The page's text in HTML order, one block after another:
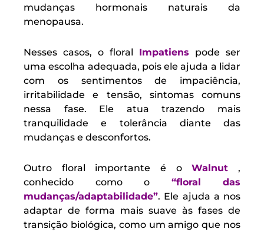
mudanças hormonais naturais da
menopausa.
Nesses casos, o floral Impatiens
pode ser
uma escolha adequada, pois ele ajuda a lidar
com os sentimentos de impaciência,
irritabilidade e tensão, sintomas comuns
nessa fase. Ele atua trazendo mais
tranquilidade e tolerância diante das
mudanças e desconfortos.
Outro floral importante é oWalnut ,
conhecido como o “floral das
mudanças/adaptabilidade”. Ele ajuda a nos
adaptar de forma mais suave às fases de
transição biológica, como um amigo que nos